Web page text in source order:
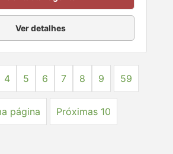
Ver detalhes
4 5 6 7 8 9 59
página Próximas 10